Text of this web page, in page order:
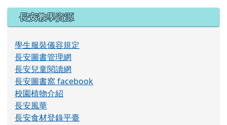
長安教學資源
學生服裝儀容規定
長安圖書管理網
長安兒童閱讀網
長安圖書窩 facebook
校園植物介紹
長安風華
長安食材登錄平臺